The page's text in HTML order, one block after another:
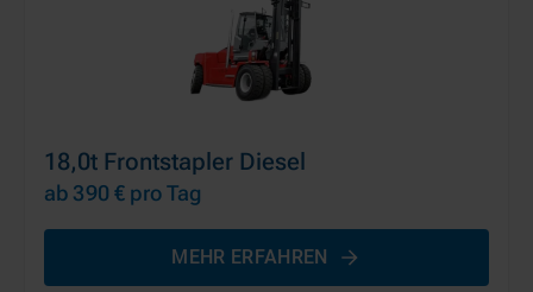
18,0t Frontstapler Diesel
ab 390 € pro Tag
MEHR ERFAHREN